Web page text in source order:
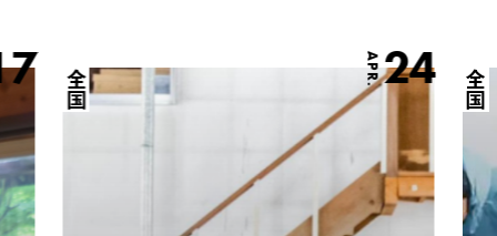
APR.24
全国 全国